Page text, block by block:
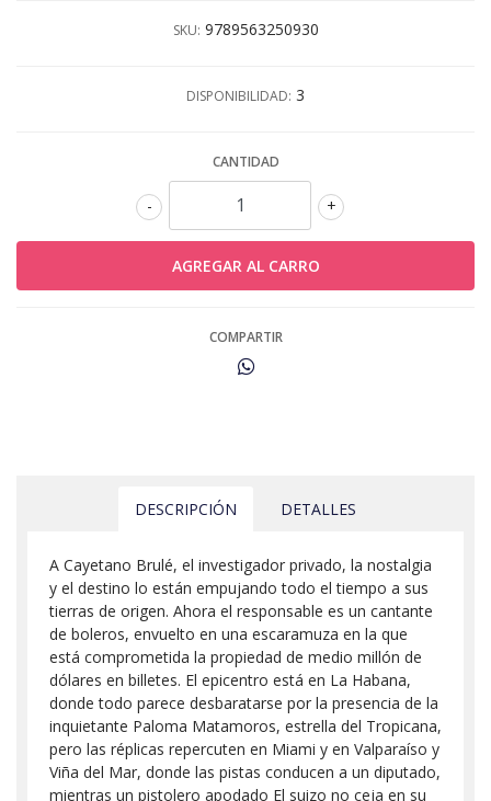
SKU: 9789563250930
DISPONIBILIDAD: 3
CANTIDAD
+
-
COMPARTIR
DESCRIPCIÓN DETALLES
A Cayetano Brulé, el investigador privado, la nostalgia
y el destino lo están empujando todo el tiempo a sus
tierras de origen. Ahora el responsable es un cantante
de boleros, envuelto en una escaramuza en la que
está comprometida la propiedad de medio millón de
dólares en billetes. El epicentro está en La Habana,
donde todo parece desbaratarse por la presencia de la
inquietante Paloma Matamoros, estrella del Tropicana,
pero las réplicas repercuten en Miami y en Valparaíso y
Viña del Mar, donde las pistas conducen a un diputado,
mientras un pistolero apodado El suizo no ceja en su